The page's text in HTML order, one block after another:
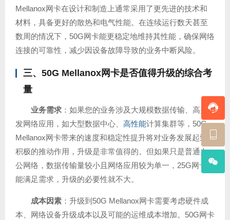
Mellanox网卡在设计和制造上通常采用了更先进的技术和
材料，具备更好的散热和电气性能。在连续运行数天甚至
数周的情况下，50G网卡能更稳定地维持其性能，确保网络
连接的可靠性，减少因设备故障导致的业务中断风险。
三、50G Mellanox网卡是否值得升级的综合考
量
业务需求 ：如果您的业务涉及大规模数据传输、高并
发网络应用，如大型数据中心、 高性能计算集群等，50G
Mellanox网卡带来的速度和稳定性提升将对业务发展起到
积极的推动作用，升级是非常值得的。但如果只是普通办
公网络，数据传输量较小且网络应用较为单一，25G网卡已
能满足需求，升级的必要性就不大。
成本因素 ：升级到50G Mellanox网卡需要考虑硬件成
本、网络设备升级成本以及可能的运维成本增加。50G网卡